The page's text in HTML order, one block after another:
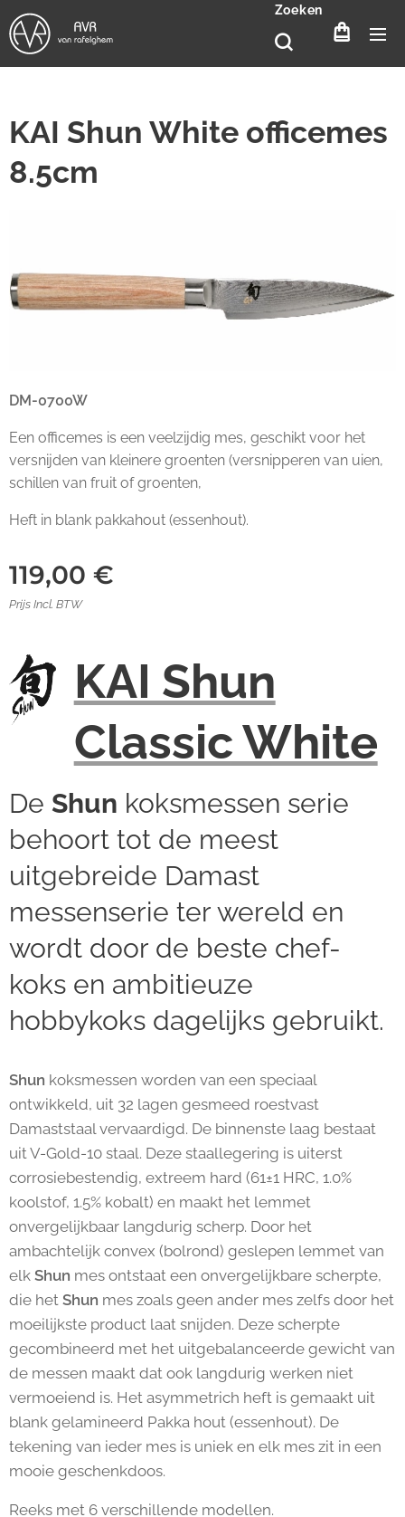
Zoeken
KAI Shun White officemes
8.5cm
DM-0700W
Een officemes is een veelzijdig mes, geschikt voor het
versnijden van kleinere groenten (versnipperen van uien,
schillen van fruit of groenten,
Heft in blank pakkahout (essenhout).
119,00 €
Prijs Incl. BTW
KAI Shun
Classic White
De Shun koksmessen serie
behoort tot de meest
uitgebreide Damast
messenserie ter wereld en
wordt door de beste chef-
koks en ambitieuze
hobbykoks dagelijks gebruikt.
Shun koksmessen worden van een speciaal
ontwikkeld, uit 32 lagen gesmeed roestvast
Damaststaal vervaardigd. De binnenste laag bestaat
uit V-Gold-10 staal. Deze staallegering is uiterst
corrosiebestendig, extreem hard (61±1 HRC, 1.0%
koolstof, 1.5% kobalt) en maakt het lemmet
onvergelijkbaar langdurig scherp. Door het
ambachtelijk convex (bolrond) geslepen lemmet van
elk Shun mes ontstaat een onvergelijkbare scherpte,
die het Shun mes zoals geen ander mes zelfs door het
moeilijkste product laat snijden. Deze scherpte
gecombineerd met het uitgebalanceerde gewicht van
de messen maakt dat ook langdurig werken niet
vermoeiend is. Het asymmetrich heft is gemaakt uit
blank gelamineerd Pakka hout (essenhout). De
tekening van ieder mes is uniek en elk mes zit in een
mooie geschenkdoos.
Reeks met 6 verschillende modellen.